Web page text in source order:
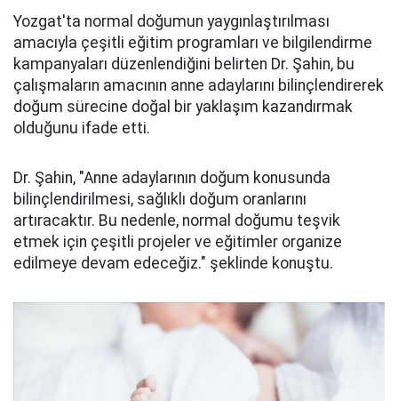
Yozgat'ta normal doğumun yaygınlaştırılması
amacıyla çeşitli eğitim programları ve bilgilendirme
kampanyaları düzenlendiğini belirten Dr. Şahin, bu
çalışmaların amacının anne adaylarını bilinçlendirerek
doğum sürecine doğal bir yaklaşım kazandırmak
olduğunu ifade etti.
Dr. Şahin, "Anne adaylarının doğum konusunda
bilinçlendirilmesi, sağlıklı doğum oranlarını
artıracaktır. Bu nedenle, normal doğumu teşvik
etmek için çeşitli projeler ve eğitimler organize
edilmeye devam edeceğiz." şeklinde konuştu.